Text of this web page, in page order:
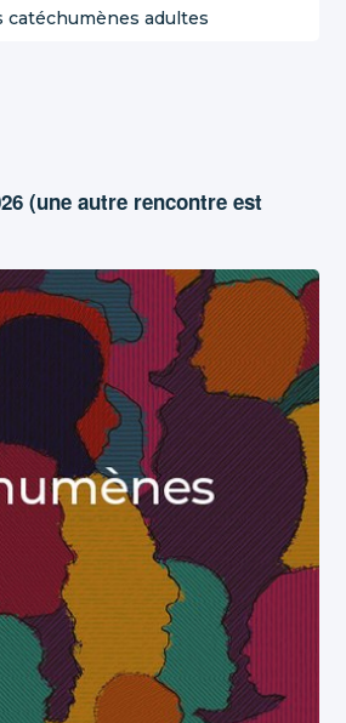
catéchumènes adultes
(une autre rencontre est